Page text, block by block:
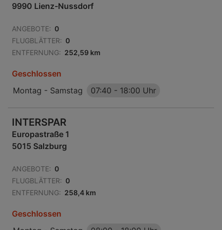
9990 Lienz-Nussdorf
ANGEBOTE: 0
FLUGBLÄTTER: 0
ENTFERNUNG: 252,59 km
Geschlossen
Montag - Samstag
07:40 - 18:00 Uhr
INTERSPAR
Europastraße 1
5015 Salzburg
ANGEBOTE: 0
FLUGBLÄTTER: 0
ENTFERNUNG: 258,4 km
Geschlossen